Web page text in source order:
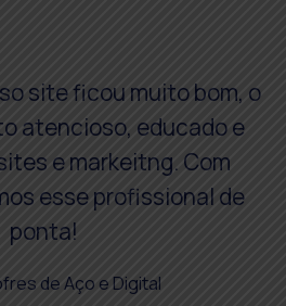
site ficou muito bom, o
atencioso, educado e
e markeitng. Com
esse profissional de
ponta!
de Aço e Digital